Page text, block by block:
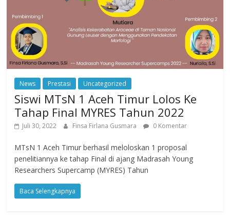
News Prestasi Uncategorized
Siswi MTsN 1 Aceh Timur Lolos Ke
Tahap Final MYRES Tahun 2022
Juli 30, 2022 Finsa Firlana Gusmara 0 Komentar
MTsN 1 Aceh Timur berhasil meloloskan 1 proposal
penelitiannya ke tahap Final di ajang Madrasah Young
Researchers Supercamp (MYRES) Tahun
Baca Selengkapnya